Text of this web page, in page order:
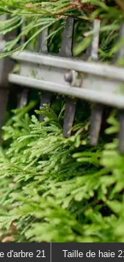
d'arbre 21 Taille de haie